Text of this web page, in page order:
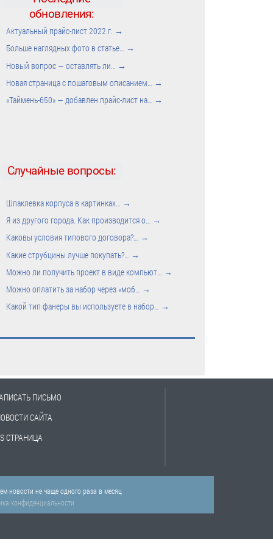
обновления:
Актуальный прайс-лист 2022 г. →
Больше наглядных фото в статье… →
Новый вопрос — оставлять ли… →
Новая страница с пошаговым описанием… →
«Таймень-650» — добавлен прайс-лист на… →
Случайные вопросы:
Шпаклевка корпуса в картинках… →
Я из другого города. Как производится о… →
Каковы условия типового договора?… →
Какие струбцины лучше покупать?… →
Можно ли получить проект в виде компьют… →
Можно оплатить за набор через «моб… →
Какой тип фанеры вы используете в набор… →
ПИСЬМО
САЙТА
СТРАНИЦА
новости не чаще одного раза в месяц
конфиденциальности